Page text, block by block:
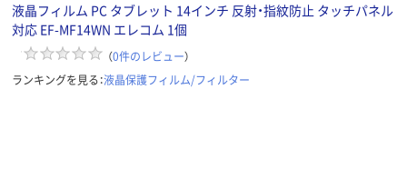
液晶フィルム PC タブレット 14インチ 反射・指紋防止 タッチパネル
対応 EF-MF14WN エレコム 1個
（0件のレビュー）
ランキングを見る：液晶保護フィルム/フィルター